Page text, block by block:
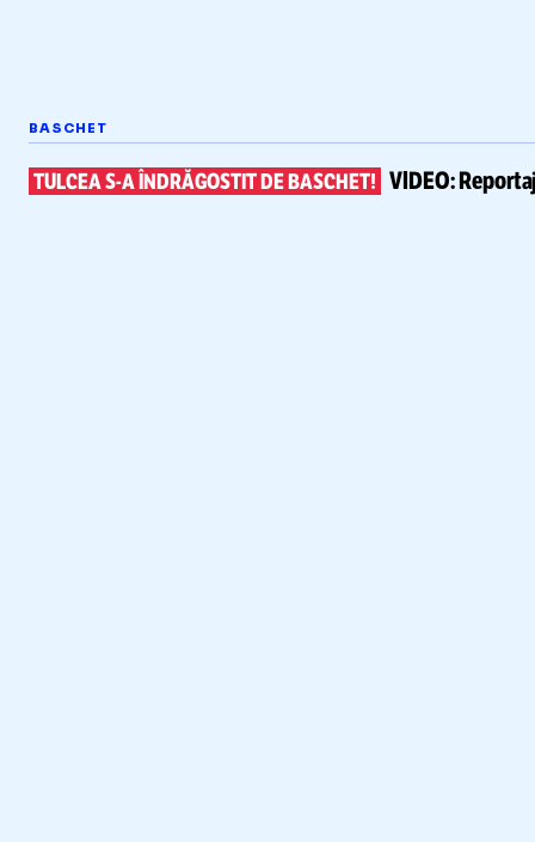
BASCHET
TULCEAS-AÎNDRĂGOSTIT DE BASCHET! VIDEO: